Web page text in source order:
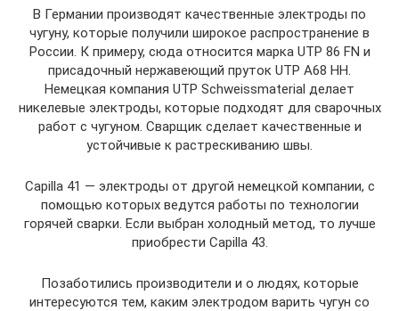
В Германии производят качественные электроды по
чугуну, которые получили широкое распространение в
России. К примеру, сюда относится марка UTP 86 FN и
присадочный нержавеющий пруток UTP A68 HH.
Немецкая компания UTP Schweissmaterial делает
никелевые электроды, которые подходят для сварочных
работ с чугуном. Сварщик сделает качественные и
устойчивые к растрескиванию швы.
Capilla 41 — электроды от другой немецкой компании, с
помощью которых ведутся работы по технологии
горячей сварки. Если выбран холодный метод, то лучше
приобрести Capilla 43.
Позаботились производители и о людях, которые
интересуются тем, каким электродом варить чугун со